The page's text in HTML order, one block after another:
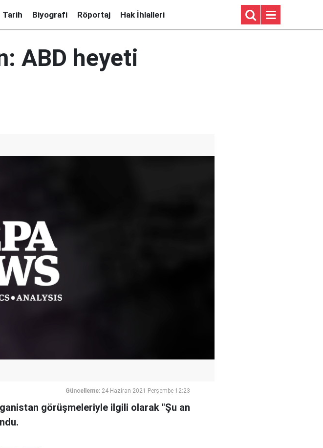
Tarih Biyografi Röportaj Hak İhlalleri
ABD heyeti
Güncelleme: 24 Haziran 2021 Perşembe 12:23
görüşmeleriyle ilgili olarak "Şu an